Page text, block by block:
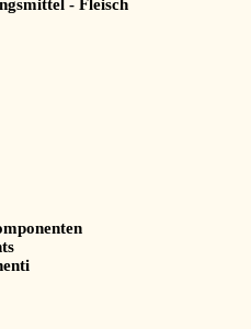
- Fleisch